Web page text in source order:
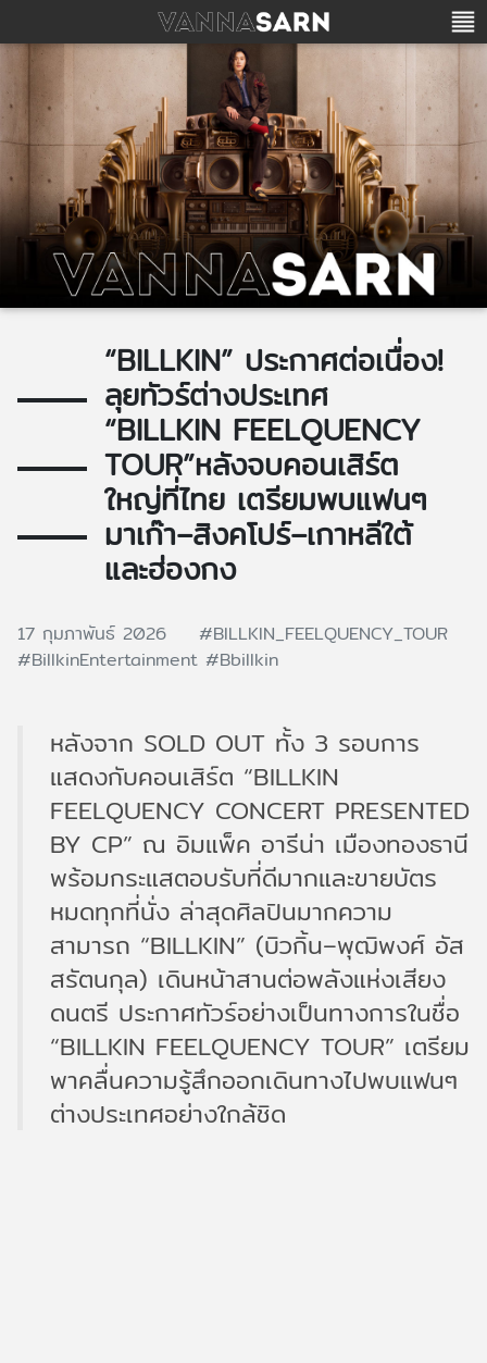
“BILLKIN” ประกาศต่อเนื่อง!
ลุยทัวร์ต่างประเทศ
“BILLKIN FEELQUENCY
TOUR”หลังจบคอนเสิร์ต
ใหญ่ที่ไทย เตรียมพบแฟนๆ
มาเก๊า–สิงคโปร์–เกาหลีใต้
และฮ่องกง
17 กุมภาพันธ์ 2026
#BILLKIN_FEELQUENCY_TOUR
#BillkinEntertainment #Bbillkin
หลังจาก SOLD OUT ทั้ง 3 รอบการ
แสดงกับคอนเสิร์ต “BILLKIN
FEELQUENCY CONCERT PRESENTED
BY CP” ณ อิมแพ็ค อารีน่า เมืองทองธานี
พร้อมกระแสตอบรับที่ดีมากและขายบัตร
หมดทุกที่นั่ง ล่าสุดศิลปินมากความ
สามารถ “BILLKIN” (บิวกิ้น–พุฒิพงศ์ อัส
สรัตนกุล) เดินหน้าสานต่อพลังแห่งเสียง
ดนตรี ประกาศทัวร์อย่างเป็นทางการในชื่อ
“BILLKIN FEELQUENCY TOUR” เตรียม
พาคลื่นความรู้สึกออกเดินทางไปพบแฟนๆ
ต่างประเทศอย่างใกล้ชิด